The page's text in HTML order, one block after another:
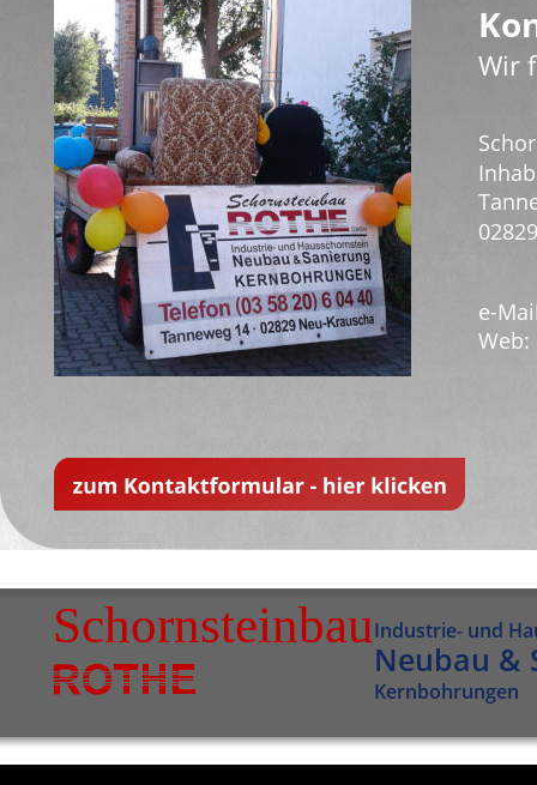
SchornsteinbauIndustrie- und
Neubau &
Kernbohrungen
Wir
e-